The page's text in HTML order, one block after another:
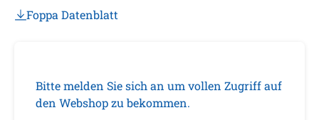
Foppa Datenblatt
Bitte melden Sie sich an um vollen Zugriff auf
den Webshop zu bekommen.